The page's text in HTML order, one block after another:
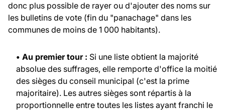
donc plus possible de rayer ou d'ajouter des noms sur
les bulletins de vote (fin du "panachage" dans les
communes de moins de 1 000 habitants).
• Au premier tour : Si une liste obtient la majorité
absolue des suffrages, elle remporte d'office la moitié
des sièges du conseil municipal (c'est la prime
majoritaire). Les autres sièges sont répartis à la
proportionnelle entre toutes les listes ayant franchi le